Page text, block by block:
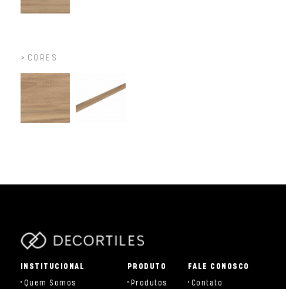
CORES
INSTITUCIONAL
Quem Somos
PRODUTO
Produtos
FALE CONOSCO
Contato